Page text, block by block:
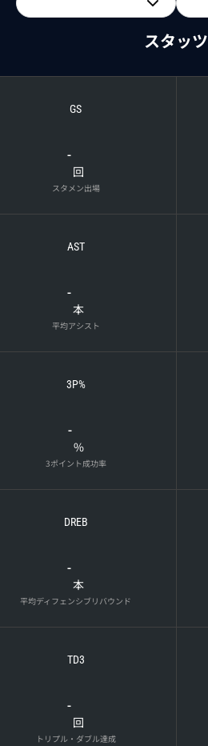
スタッツ
GS
-
回
スタメン出場
AST
-
本
平均アシスト
3P%
-
%
3ポイント成功率
DREB
-
本
平均ディフェンシブリバウンド
TD3
-
回
トリプル・ダブル達成